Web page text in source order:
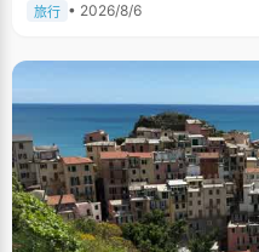
旅行 • 2026/8/6